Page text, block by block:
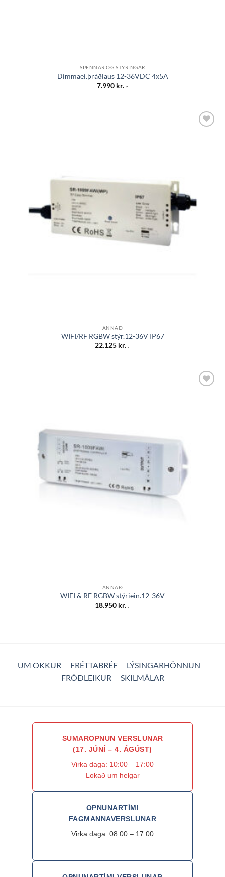
SPENNAR OG STÝRINGAR
Dimmaei.þráðlaus 12-36VDC 4x5A
7.990 kr. .-
ANNAÐ
WIFI/RF RGBW stýr.12-36V IP67
22.125 kr. .-
ANNAÐ
WIFI & RF RGBW stýriein.12-36V
18.950 kr. .-
UM OKKUR FRÉTTABRÉF
LÝSINGARHÖNNUN
FRÓÐLEIKUR
SKILMÁLAR
SUMAROPNUN VERSLUNAR
(17. JÚNÍ – 4. ÁGÚST)
Virka daga: 10:00 – 17:00
Lokað um helgar
OPNUNARTÍMI
FAGMANNAVERSLUNAR
Virka daga: 08:00 – 17:00